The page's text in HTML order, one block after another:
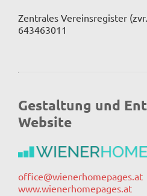
Zentrales Vereinsregister
643463011
Gestaltung und
Website
office@wienerhomepages.at
www.wienerhomepages.at